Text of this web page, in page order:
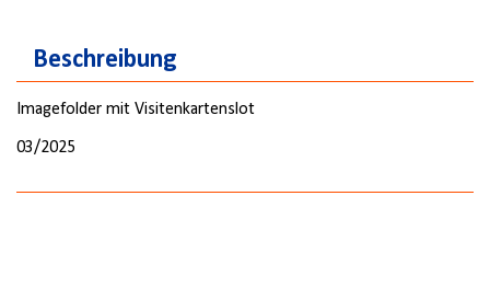
Beschreibung
Imagefolder mit Visitenkartenslot
03/2025